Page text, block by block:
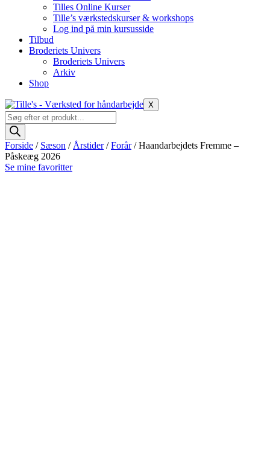
Tilles Online Kurser
Tille’s værkstedskurser & workshops
Log ind på min kursusside
Tilbud
Broderiets Univers
Broderiets Univers
Arkiv
Shop
X
Products
search
Forside / Sæson / Årstider/Forår/ Haandarbejdets Fremme –
Påskeæg 2026
Se mine favoritter